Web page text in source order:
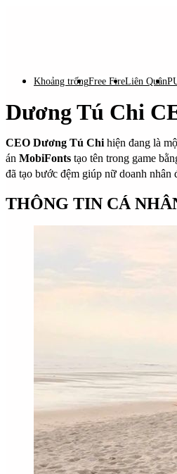
Khoảng trốngFree FireLiên Quân
Dương Tú Chi
CEO Dương Tú Chi hiện đang là
án MobiFonts tạo tên trong game
đã tạo bước đệm giúp nữ doanh
THÔNG TIN CÁ